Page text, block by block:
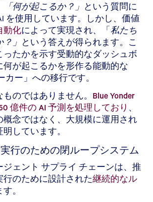
「何が起こるか？」 という質問に
を使用しています。しかし、価値
動化によって実現され、「 私たち
」 という答えが得られます。こ
ったかを示す受動的なダッシュボ
何が起こるかを形作る能動的な
カー」への移行です。
のではありません。 Blue Yonder
億件の AI 予測を処理しており 、
概念ではなく、大規模に運用され
しています。
行のための閉ループシステム
ェント サプライ チェーンは、推
のために設計された継続的なル
。